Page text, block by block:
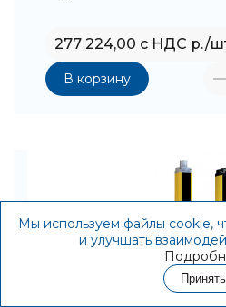
Корзина
277 224,00 с НДС р./
В корзину
Мы используем файлы cookie,
и улучшать
Принять